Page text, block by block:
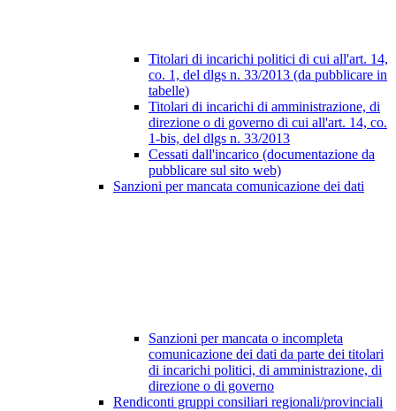
Titolari di incarichi politici di cui all'art. 14,
co. 1, del dlgs n. 33/2013 (da pubblicare in
tabelle)
Titolari di incarichi di amministrazione, di
direzione o di governo di cui all'art. 14, co.
1-bis, del dlgs n. 33/2013
Cessati dall'incarico (documentazione da
pubblicare sul sito web)
Sanzioni per mancata comunicazione dei dati
Sanzioni per mancata o incompleta
comunicazione dei dati da parte dei titolari
di incarichi politici, di amministrazione, di
direzione o di governo
Rendiconti gruppi consiliari regionali/provinciali